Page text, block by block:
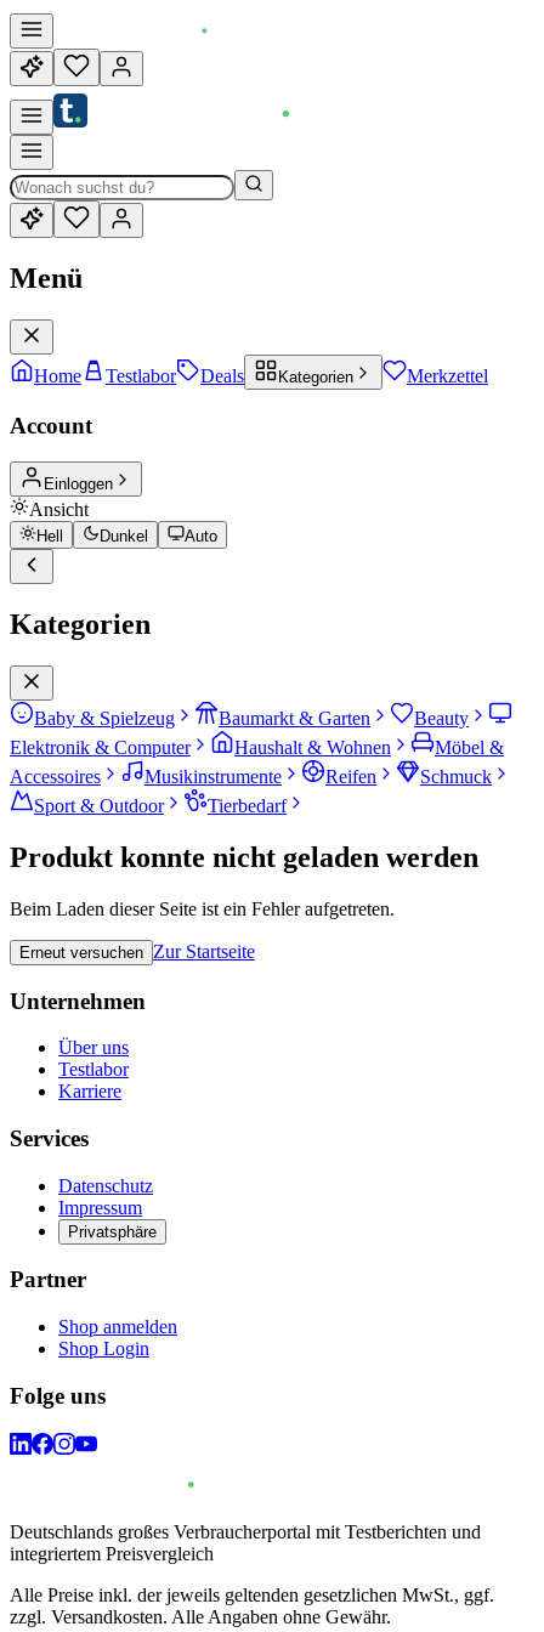
Menü
Home Testlabor Deals Kategorien Merkzettel
Account
Einloggen
Ansicht
Hell Dunkel Auto
Kategorien
Baby & Spielzeug Baumarkt & Garten
Beauty
Elektronik & Computer
Haushalt & Wohnen
Möbel &
Accessoires
Musikinstrumente Reifen
Schmuck
Sport & Outdoor
Tierbedarf
Produkt konnte nicht geladen werden
Beim Laden dieser Seite ist ein Fehler aufgetreten.
Erneut versuchen Zur Startseite
Unternehmen
Über uns
Testlabor
Karriere
Services
Datenschutz
Impressum
Privatsphäre
Partner
Shop anmelden
Shop Login
Folge uns
Deutschlands großes Verbraucherportal mit Testberichten und
integriertem Preisvergleich
Alle Preise inkl. der jeweils geltenden gesetzlichen MwSt., ggf.
zzgl. Versandkosten. Alle Angaben ohne Gewähr.